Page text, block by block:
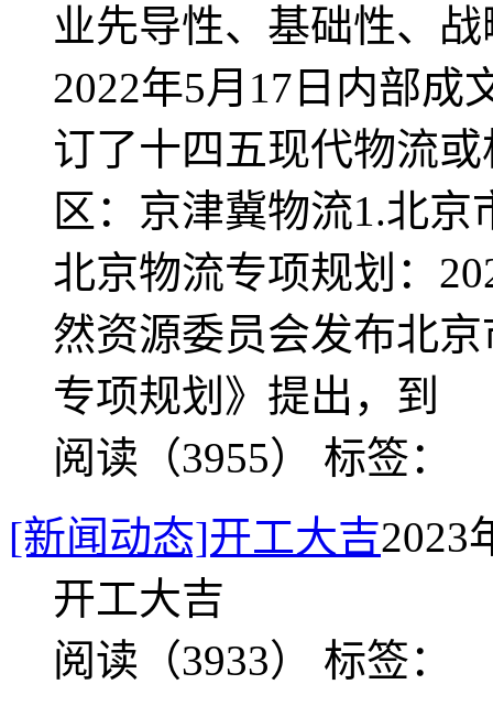
业先导性、基础性、
2022年5月17日内部成
订了十四五现代物流
区：京津冀物流1.北
北京物流专项规划：
然资源委员会发布北
专项规划》提出，到
阅读（3955） 标签：
[新闻动态]开工大吉2023
开工大吉
阅读（3933） 标签：